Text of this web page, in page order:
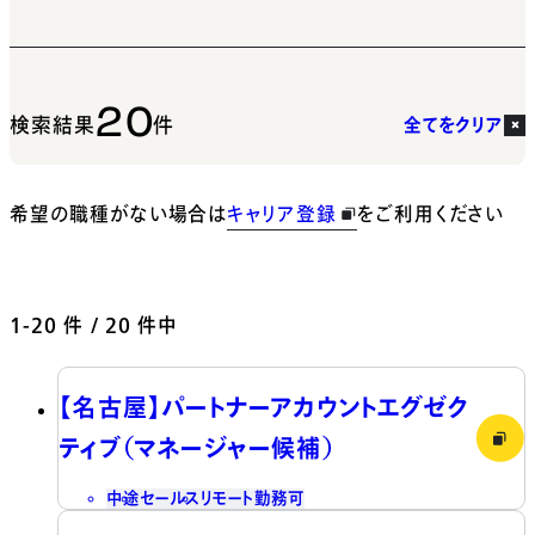
検索結果20件 全てをクリア
希望の職種がない場合はキャリア登録 をご利用ください
1-20 件 / 20 件中
【名古屋】パートナーアカウントエグゼク
ティブ（マネージャー候補）
中途セールス リモート勤務可